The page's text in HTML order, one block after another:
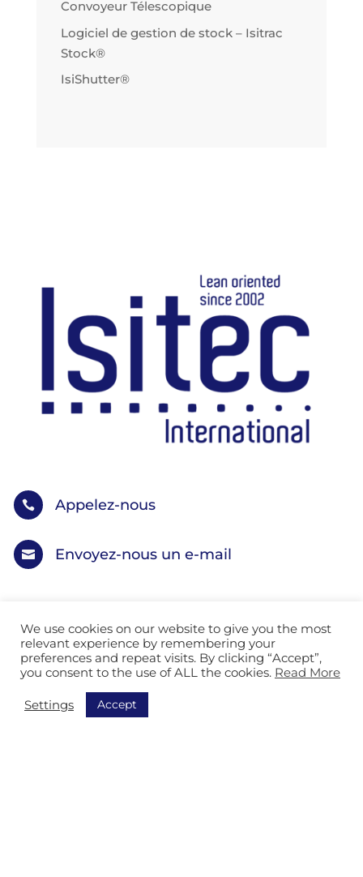
Convoyeur Télescopique
Logiciel de gestion de stock – Isitrac
Stock®
IsiShutter®
 Appelez-nous
 Envoyez-nous un e-mail
Nos solutions pour les secteurs
Services logistiques
We use cookies on our website to give you the most
relevant experience by remembering your
preferences and repeat visits. By clicking “Accept”,
you consent to the use of ALL the cookies. Read More
Settings Accept